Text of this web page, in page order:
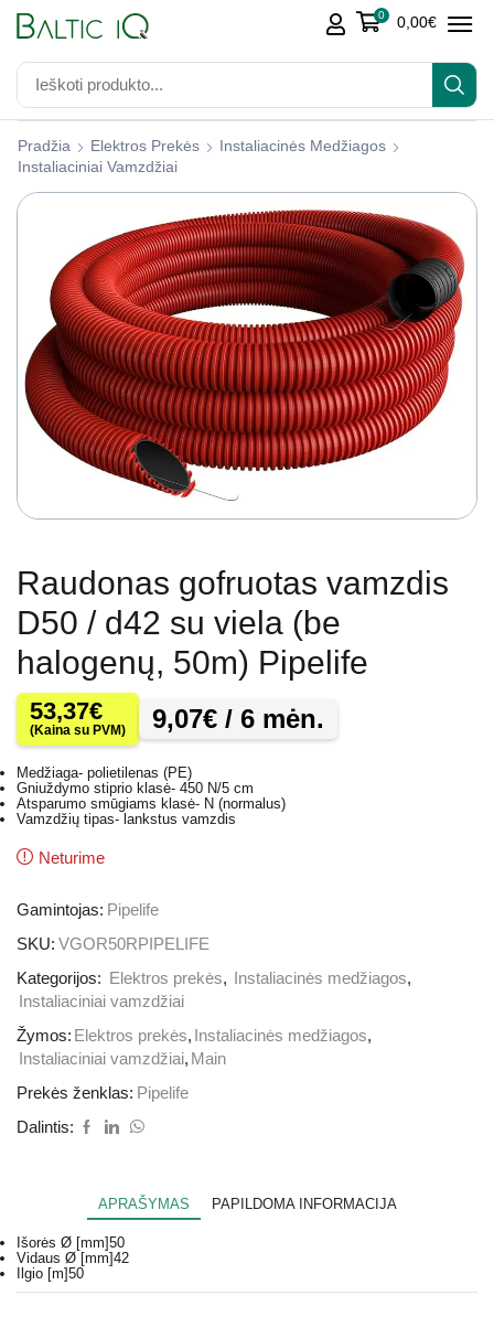
0 0,00€
Pradžia Elektros Prekės
Instaliacinės Medžiagos
Instaliaciniai Vamzdžiai
Raudonas gofruotas vamzdis
D50 / d42 su viela (be
halogenų, 50m) Pipelife
53,37€
(Kaina su PVM) 9,07€ / 6 mėn.
Medžiaga- polietilenas (PE)
Gniuždymo stiprio klasė- 450 N/5 cm
Atsparumo smūgiams klasė- N (normalus)
Vamzdžių tipas- lankstus vamzdis
Neturime
Gamintojas: Pipelife
SKU: VGOR50RPIPELIFE
Kategorijos: Elektros prekės, Instaliacinės medžiagos,
Instaliaciniai vamzdžiai
Žymos: Elektros prekės, Instaliacinės medžiagos,
Instaliaciniai vamzdžiai, Main
Prekės ženklas: Pipelife
Dalintis:
APRAŠYMAS PAPILDOMA INFORMACIJA
Išorės Ø [mm]50
Vidaus Ø [mm]42
Ilgio [m]50